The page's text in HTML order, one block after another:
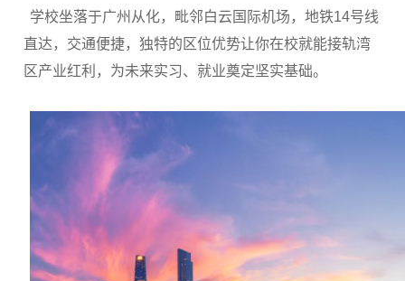
学校坐落于广州从化，毗邻白云国际机场，地铁14号线
直达，交通便捷，独特的区位优势让你在校就能接轨湾
区产业红利，为未来实习、就业奠定坚实基础。